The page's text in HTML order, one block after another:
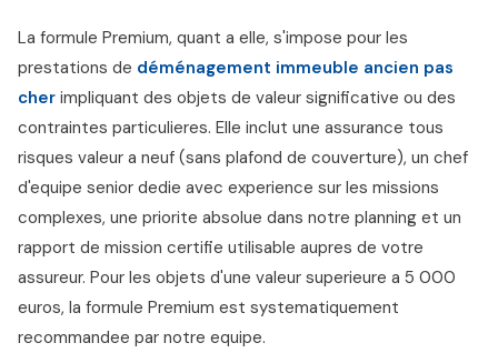
La formule Premium, quant a elle, s'impose pour les
prestations de déménagement immeuble ancien pas
cher impliquant des objets de valeur significative ou des
contraintes particulieres. Elle inclut une assurance tous
risques valeur a neuf (sans plafond de couverture), un chef
d'equipe senior dedie avec experience sur les missions
complexes, une priorite absolue dans notre planning et un
rapport de mission certifie utilisable aupres de votre
assureur. Pour les objets d'une valeur superieure a 5 000
euros, la formule Premium est systematiquement
recommandee par notre equipe.